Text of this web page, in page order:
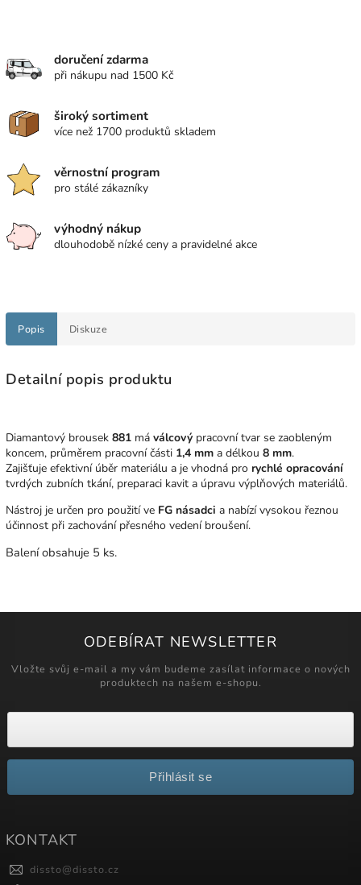
doručení zdarma
při nákupu nad 1500 Kč
široký sortiment
více než 1700 produktů skladem
věrnostní program
pro stálé zákazníky
výhodný nákup
dlouhodobě nízké ceny a pravidelné akce
Popis Diskuze
Detailní popis produktu
Diamantový brousek 881 má válcový pracovní tvar se zaobleným
koncem, průměrem pracovní části 1,4 mm a délkou 8 mm.
Zajišťuje efektivní úběr materiálu a je vhodná pro rychlé opracování
tvrdých zubních tkání, preparaci kavit a úpravu výplňových materiálů.
Nástroj je určen pro použití ve FG násadci a nabízí vysokou řeznou
účinnost při zachování přesného vedení broušení.
Balení obsahuje 5 ks.
ODEBÍRAT NEWSLETTER
Vložte svůj e-mail a my vám budeme zasílat informace o nových
produktech na našem e-shopu.
Přihlásit se
KONTAKT
dissto@dissto.cz